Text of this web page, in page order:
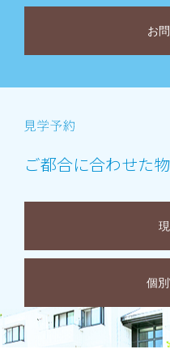
お
ご都合に合わせた
個